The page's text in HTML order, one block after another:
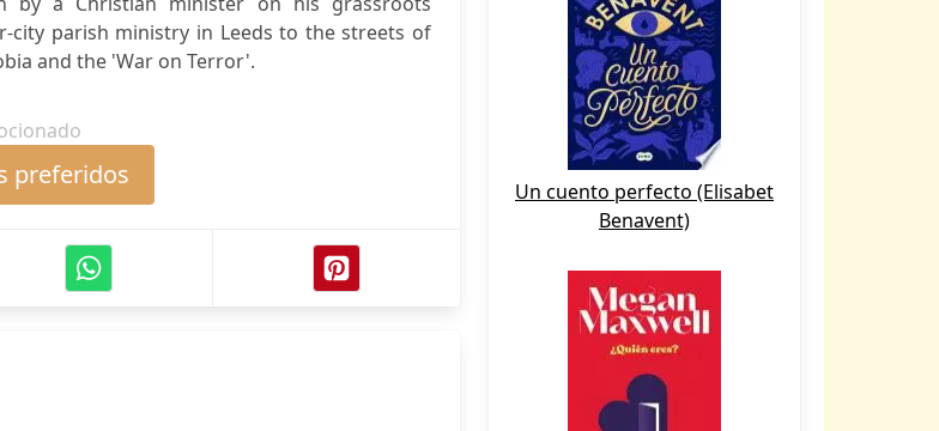
city parish ministry in Leeds to the streets of
and the 'War on Terror'.
preferidos
Un cuento perfecto (Elisabet
Benavent)